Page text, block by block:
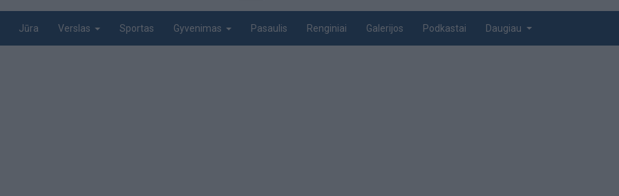
top
Jūra Verslas Sportas Gyvenimas Pasaulis Renginiai Galerijos Podkastai Daugiau